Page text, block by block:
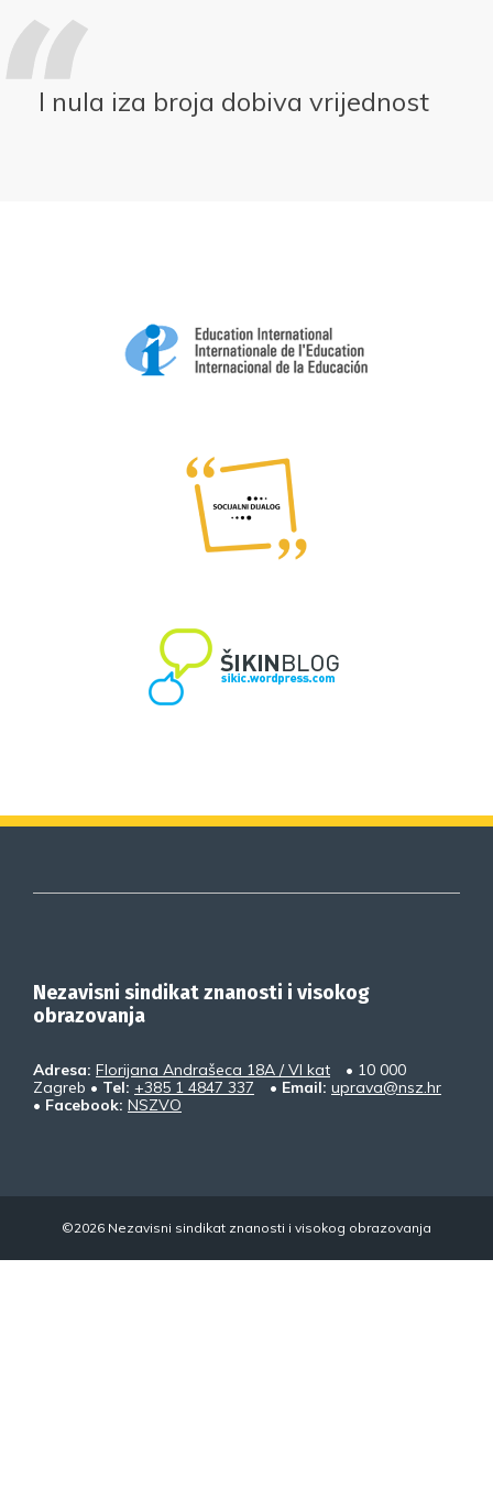
I nula iza broja dobiva vrijednost
Nezavisni sindikat znanosti i visokog
obrazovanja
Adresa: Florijana Andrašeca 18A / VI kat
• 10 000
Zagreb • Tel: +385 1 4847 337 • Email: uprava@nsz.hr
• Facebook: NSZVO
©2026 Nezavisni sindikat znanosti i visokog obrazovanja